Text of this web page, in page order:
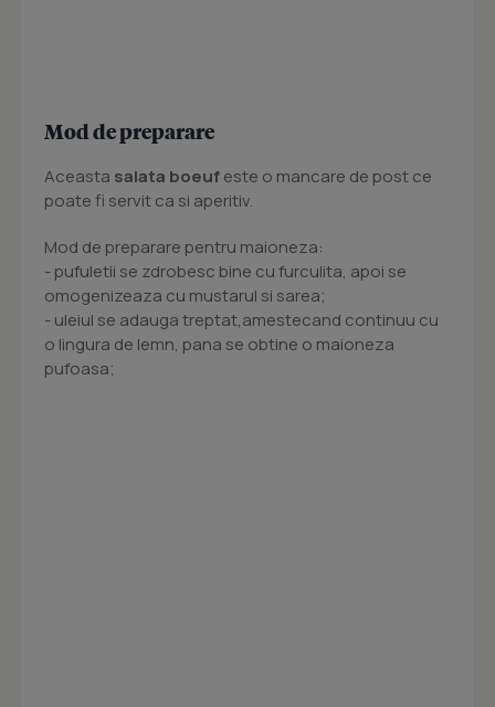
Mod de preparare
Aceasta salata boeufeste o mancare de post ce
poate fi servit ca si aperitiv.
Mod de preparare pentru maioneza:
- pufuletii se zdrobesc bine cu furculita, apoi se
omogenizeaza cu mustarul si sarea;
- uleiul se adauga treptat,amestecand continuu cu
o lingura de lemn, pana se obtine o maioneza
pufoasa;